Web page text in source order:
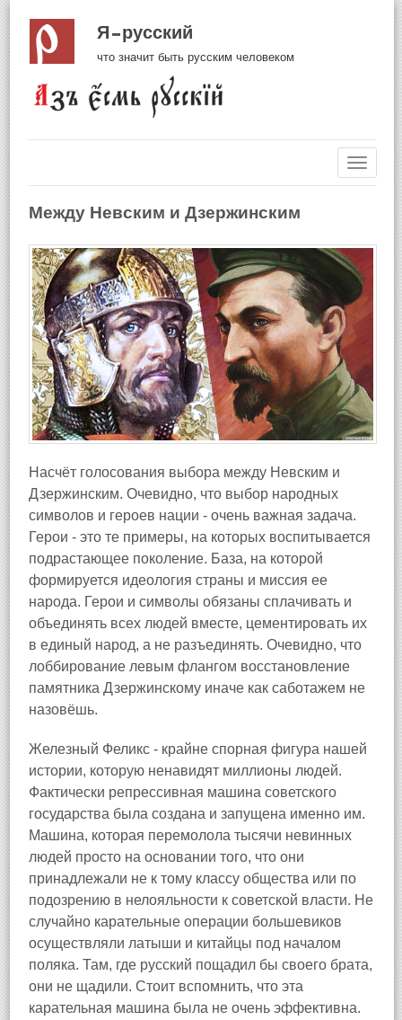
Я русский
что значит быть русским человеком
Между Невским и Дзержинским
Насчёт голосования выбора между Невским и
Дзержинским. Очевидно, что выбор народных
символов и героев нации - очень важная задача.
Герои - это те примеры, на которых воспитывается
подрастающее поколение. База, на которой
формируется идеология страны и миссия ее
народа. Герои и символы обязаны сплачивать и
объединять всех людей вместе, цементировать их
в единый народ, а не разъединять. Очевидно, что
лоббирование левым флангом восстановление
памятника Дзержинскому иначе как саботажем не
назовёшь.
Железный Феликс - крайне спорная фигура нашей
истории, которую ненавидят миллионы людей.
Фактически репрессивная машина советского
государства была создана и запущена именно им.
Машина, которая перемолола тысячи невинных
людей просто на основании того, что они
принадлежали не к тому классу общества или по
подозрению в нелояльности к советской власти. Не
случайно карательные операции большевиков
осуществляли латыши и китайцы под началом
поляка. Там, где русский пощадил бы своего брата,
они не щадили. Стоит вспомнить, что эта
карательная машина была не очень эффективна.